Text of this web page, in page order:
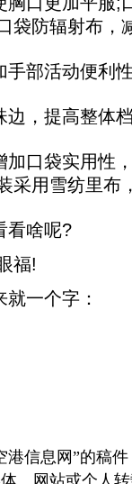
袋防辐射布，
部活动便利
，提高整体
口袋实用性
采用雪纺里
啥呢?
福!
一个字：
信息网”的稿件
、网站或个人